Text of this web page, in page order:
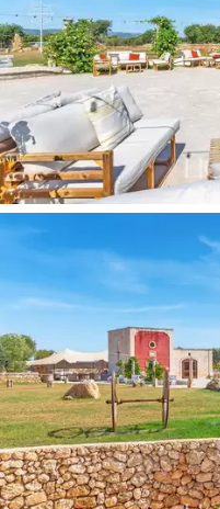
Równie urokliwe są
których jedna
przeznaczonej
komfortowym salonem
czytelniczy. Inny pokój
z widokiem na „ostrze” i
dysponuje prysznicem
niezależnym tarasem
zabytkowy XVII-
jacuzzi. Pokój Superior
folwarcznej, z
i całkowicie
otaczającą ogród
pokoje standardowe z
fascynującym
wiejski.